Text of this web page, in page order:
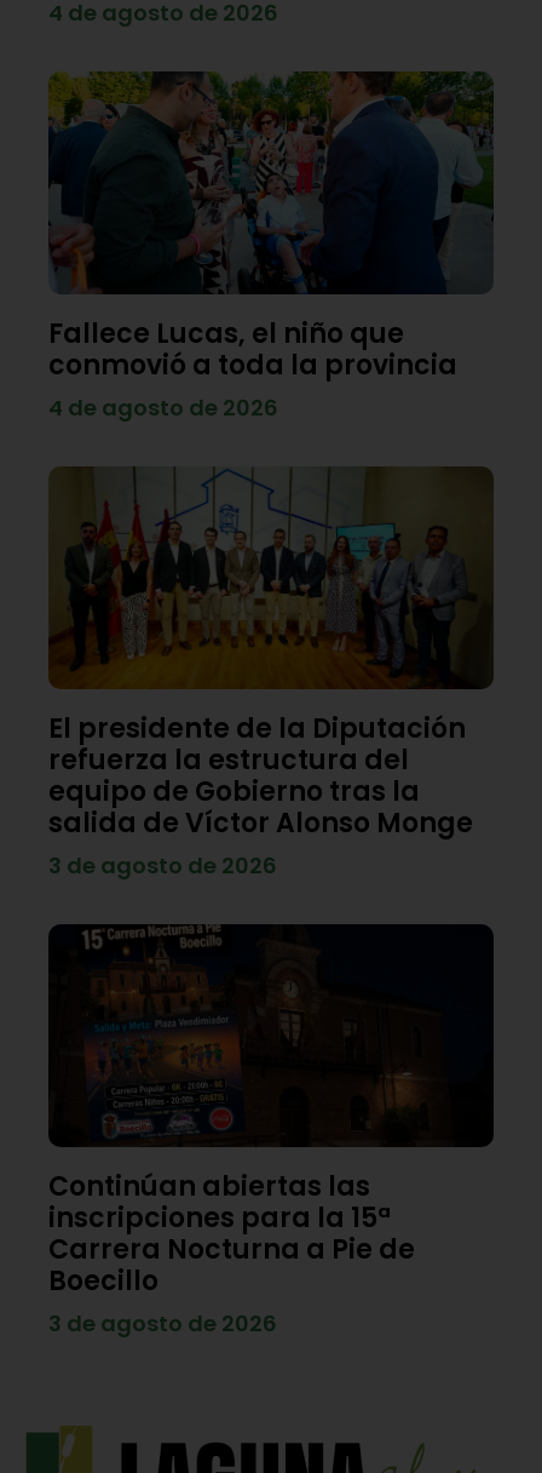
4 de agosto de 2026
Fallece Lucas, el niño que
conmovió a toda la provincia
4 de agosto de 2026
El presidente de la Diputación
refuerza la estructura del
equipo de Gobierno tras la
salida de Víctor Alonso Monge
3 de agosto de 2026
Continúan abiertas las
inscripciones para la 15ª
Carrera Nocturna a Pie de
Boecillo
3 de agosto de 2026